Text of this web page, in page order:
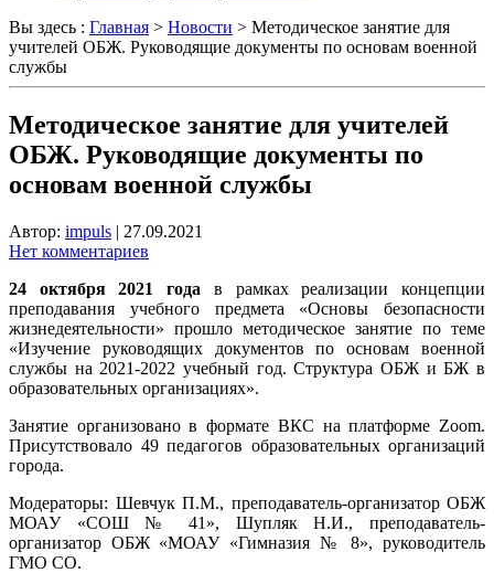
Вы здесь : Главная > Новости > Методическое занятие для
учителей ОБЖ. Руководящие документы по основам военной
службы
Методическое занятие для учителей
ОБЖ. Руководящие документы по
основам военной службы
Автор: impuls | 27.09.2021
Нет комментариев
24 октября 2021 года в рамках реализации концепции
преподавания учебного предмета «Основы безопасности
жизнедеятельности» прошло методическое занятие по теме
«Изучение руководящих документов по основам военной
службы на 2021-2022 учебный год. Структура ОБЖ и БЖ в
образовательных организациях».
Занятие организовано в формате ВКС на платформе Zoom.
Присутствовало 49 педагогов образовательных организаций
города.
Модераторы: Шевчук П.М., преподаватель-организатор ОБЖ
МОАУ «СОШ № 41», Шупляк Н.И., преподаватель-
организатор ОБЖ «МОАУ «Гимназия № 8», руководитель
ГМО СО.